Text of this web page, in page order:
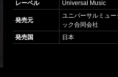
レーベル
Universal Music
発売元
ユニバーサルミュー
ック合同会社
発売国
日本